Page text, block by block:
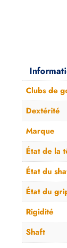
5
X2
Hot
Clubs de
Dextérité
Marque
État de la
État du
État du
Rigidité
Shaft